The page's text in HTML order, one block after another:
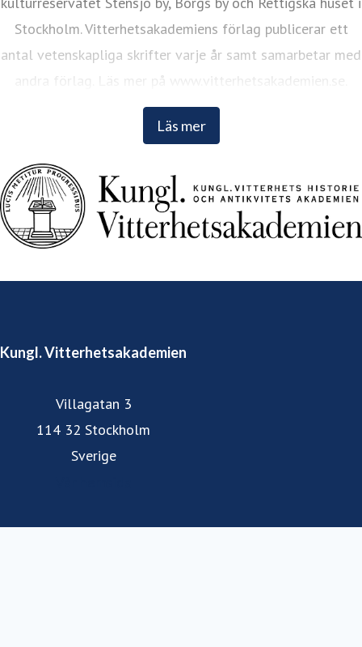
Läs mer
Stockholm. Vitterhetsakademiens förlag publicerar ett
antal vetenskapliga skrifter varje år samt samarbetar med
andra förlag. Läs mer på www.vitterhetsakademien.se.
Kungl. Vitterhetsakademien
Villagatan 3
114 32 Stockholm
Sverige